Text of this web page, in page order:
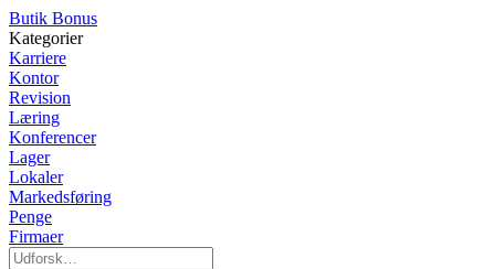
Butik Bonus
Kategorier
Karriere
Kontor
Revision
Læring
Konferencer
Lager
Lokaler
Markedsføring
Penge
Firmaer